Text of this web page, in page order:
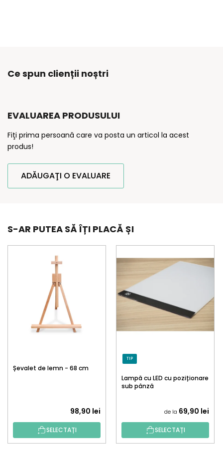
Ce spun clienții noștri
EVALUAREA PRODUSULUI
Fiţi prima persoană care va posta un articol la acest
produs!
ADĂUGAŢI O EVALUARE
S-AR PUTEA SĂ ÎȚI PLACĂ ȘI
Șevalet de lemn - 68 cm
98,90 lei
SELECTAȚI
TIP
Lampă cu LED cu poziționare
sub pânză
de la 69,90 lei
SELECTAȚI